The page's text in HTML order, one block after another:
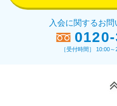
入会に関するお
［受付時間］ 10:00